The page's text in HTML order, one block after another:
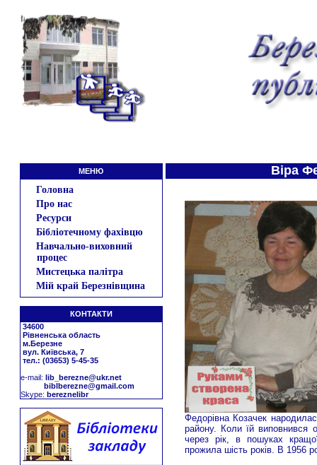
МЕНЮ
Головна
Про нас
Ресурси
Бібліотечному фахівцю
Навчально-виховний
процес
Мистецька палітра
Мій край Березнівщина
КОНТАКТИ
34600
Рівненська область
м.Березне
вул. Київська, 7
тел.: (03653) 5-45-35
е-mail: lib_berezne@ukr.net
biblberezne@gmail.com
Skype: bereznelibr
Віра
Федорівна Козачек
району. Коли їй виповнився
через рік, в пошуках
прожила шість років. В 1956